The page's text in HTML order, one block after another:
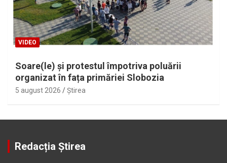
VIDEO
Soare(le) și protestul împotriva poluării
organizat în fața primăriei Slobozia
5 august 2026 Ştirea
Redacția Știrea